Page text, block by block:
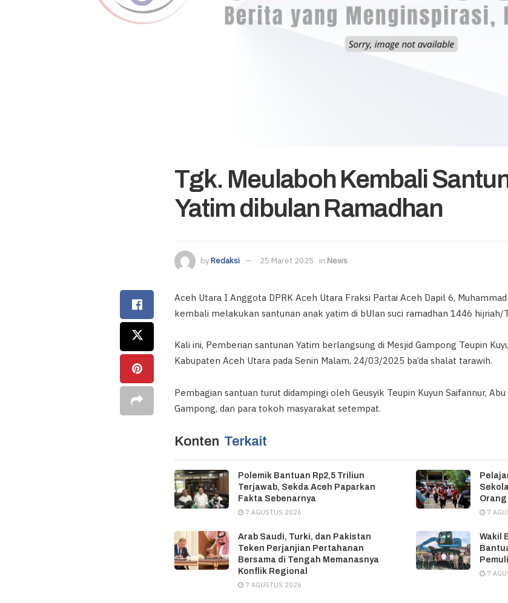
Tgk. Meulaboh Kembali
Yatim dibulan Ramadhan
byRedaksi 25 Maret 2025 in News
Aceh Utara I Anggota DPRK Aceh Utara Fraksi Partai Aceh Dapil 6,
kembali melakukan santunan anak yatim di bUlan suci ramadhan 1446 hijriah/
Kali ini, Pemberian santunan Yatim berlangsung di Mesjid Gampong Teupin
Kabupaten Aceh Utara pada Senin Malam, 24/03/2025 ba’da shalat tarawih.
Pembagian santuan turut didampingi oleh Geusyik Teupin Kuyun Saifannur,
Gampong, dan para tokoh masyarakat setempat.
Konten Terkait
Polemik Bantuan Rp2,5 Triliun
Terjawab, Sekda Aceh Paparkan
Fakta Sebenarnya
7 AGUSTUS 2026
Orang
7
Arab Saudi, Turki, dan Pakistan
Teken Perjanjian Pertahanan
Bersama di Tengah Memanasnya
Konflik Regional
7 AGUSTUS 2026
Wakil
7